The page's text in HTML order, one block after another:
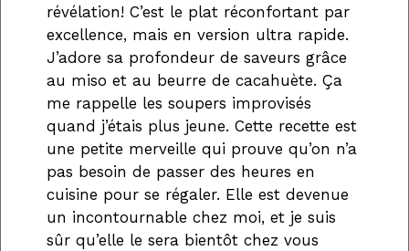
révélation! C’est le plat réconfortant par
excellence, mais en version ultra rapide.
J’adore sa profondeur de saveurs grâce
au miso et au beurre de cacahuète. Ça
me rappelle les soupers improvisés
quand j’étais plus jeune. Cette recette est
une petite merveille qui prouve qu’on n’a
pas besoin de passer des heures en
cuisine pour se régaler. Elle est devenue
un incontournable chez moi, et je suis
sûr qu’elle le sera bientôt chez vous